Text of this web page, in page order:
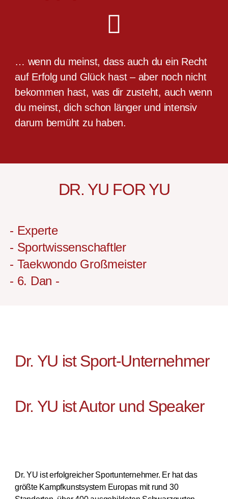
… wenn du meinst, dass auch du ein Recht
auf Erfolg und Glück hast – aber noch nicht
bekommen hast, was dir zusteht, auch wenn
du meinst, dich schon länger und intensiv
darum bemüht zu haben.
DR. YU FOR YU
- Experte
- Sportwissenschaftler
- Taekwondo Großmeister
- 6. Dan -
Dr. YU ist Sport-Unternehmer
Dr. YU ist Autor und Speaker
Dr. YU ist erfolgreicher Sportunternehmer. Er hat das
größte Kampfkunstsystem Europas mit rund 30